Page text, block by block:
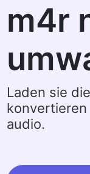
m4r
Laden sie
konvertieren
audio.